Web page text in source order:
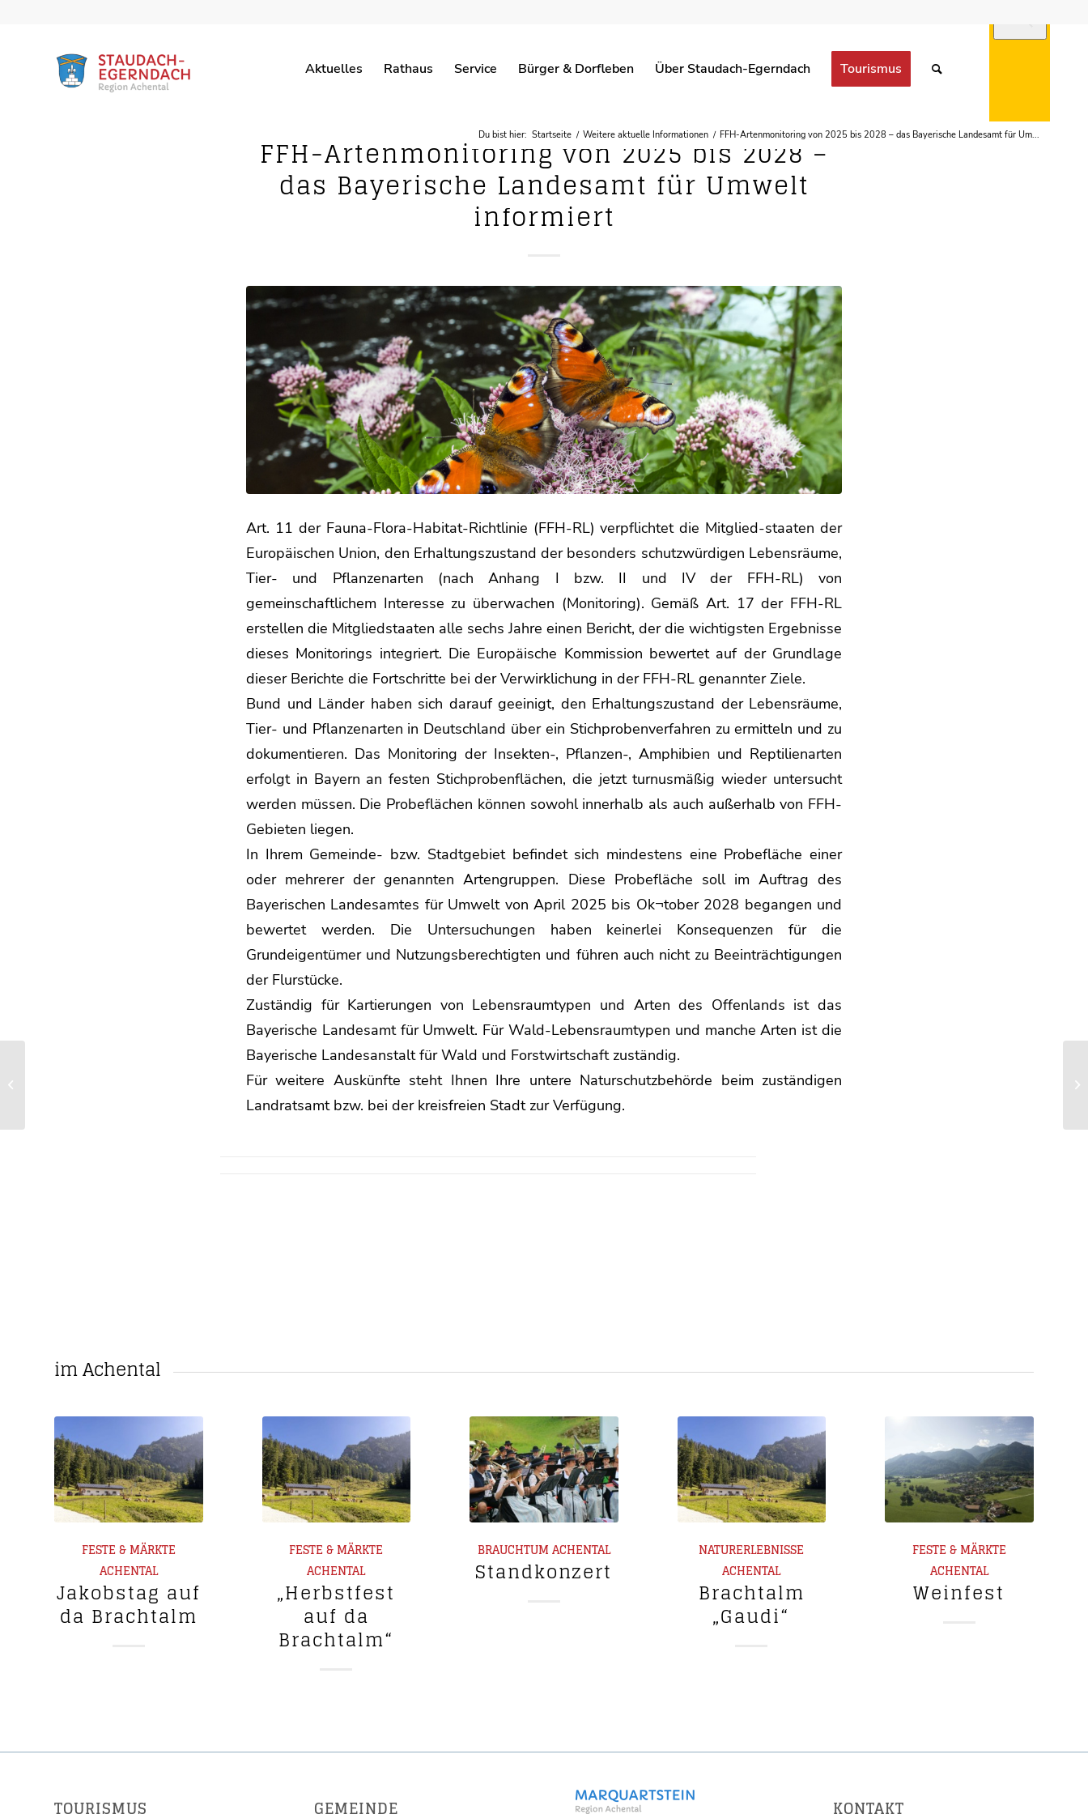
Aktuelles Rathaus Service Bürger & Dorfleben Über Staudach-Egerndach Tourismus
Du bist hier: Startseite / Weitere aktuelle Informationen / FFH-Artenmonitoring von 2025 bis 2028 – das Bayerische Landesamt für Um...
FFH-Artenmonitoring von 2025 bis 2028 –
das Bayerische Landesamt für Umwelt
informiert
Art. 11 der Fauna-Flora-Habitat-Richtlinie (FFH-RL) verpflichtet die Mitglied-staaten der
Europäischen Union, den Erhaltungszustand der besonders schutzwürdigen Lebensräume,
Tier- und Pflanzenarten (nach Anhang I bzw. II und IV der FFH-RL) von
gemeinschaftlichem Interesse zu überwachen (Monitoring). Gemäß Art. 17 der FFH-RL
erstellen die Mitgliedstaaten alle sechs Jahre einen Bericht, der die wichtigsten Ergebnisse
dieses Monitorings integriert. Die Europäische Kommission bewertet auf der Grundlage
dieser Berichte die Fortschritte bei der Verwirklichung in der FFH-RL genannter Ziele.
Bund und Länder haben sich darauf geeinigt, den Erhaltungszustand der Lebensräume,
Tier- und Pflanzenarten in Deutschland über ein Stichprobenverfahren zu ermitteln und zu
dokumentieren. Das Monitoring der Insekten-, Pflanzen-, Amphibien und Reptilienarten
erfolgt in Bayern an festen Stichprobenflächen, die jetzt turnusmäßig wieder untersucht
werden müssen. Die Probeflächen können sowohl innerhalb als auch außerhalb von FFH-
Gebieten liegen.
In Ihrem Gemeinde- bzw. Stadtgebiet befindet sich mindestens eine Probefläche einer
oder mehrerer der genannten Artengruppen. Diese Probefläche soll im Auftrag des
Bayerischen Landesamtes für Umwelt von April 2025 bis Ok¬tober 2028 begangen und
bewertet werden. Die Untersuchungen haben keinerlei Konsequenzen für die
Grundeigentümer und Nutzungsberechtigten und führen auch nicht zu Beeinträchtigungen
der Flurstücke.
Zuständig für Kartierungen von Lebensraumtypen und Arten des Offenlands ist das
Bayerische Landesamt für Umwelt. Für Wald-Lebensraumtypen und manche Arten ist die
Bayerische Landesanstalt für Wald und Forstwirtschaft zuständig.
Für weitere Auskünfte steht Ihnen Ihre untere Naturschutzbehörde beim zuständigen
Landratsamt bzw. bei der kreisfreien Stadt zur Verfügung.
im Achental
FESTE & MÄRKTE
ACHENTAL
Jakobstag auf
da Brachtalm
FESTE & MÄRKTE
ACHENTAL
„Herbstfest
auf da
Brachtalm“
BRAUCHTUMACHENTAL
Standkonzert
NATURERLEBNISSE
ACHENTAL
Brachtalm
„Gaudi“
FESTE & MÄRKTE
ACHENTAL
Weinfest
TOURISMUS GEMEINDE KONTAKT